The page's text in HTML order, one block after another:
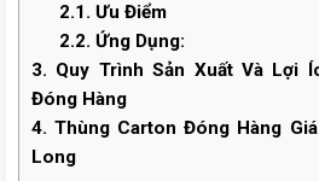
2.1. Ưu Điểm
2.2. Ứng Dụng:
3. Quy Trình Sản Xuất Và Lợi
Đóng Hàng
4. Thùng Carton Đóng Hàng
Long